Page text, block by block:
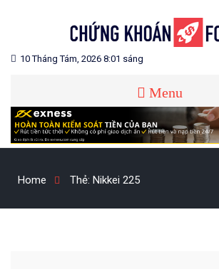
CHỨNG KHOÁN FOREX
Blog chia sẻ về Chứng Khoán và Forex
10 Tháng Tám, 2026 8:01 sáng
Menu
Home Thẻ: Nikkei 225